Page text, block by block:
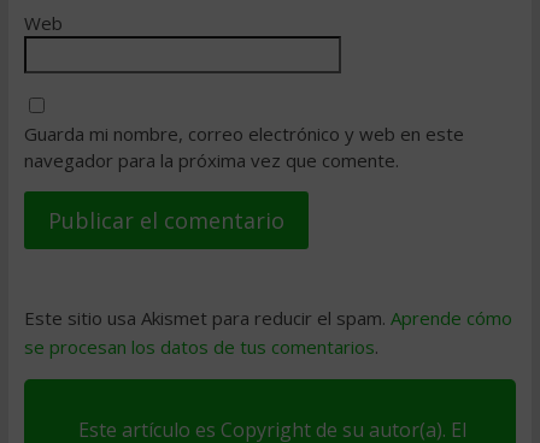
Web
Guarda mi nombre, correo electrónico y web en este
navegador para la próxima vez que comente.
Este sitio usa Akismet para reducir el spam. Aprende cómo
se procesan los datos de tus comentarios.
Este artículo es Copyright de su autor(a). El